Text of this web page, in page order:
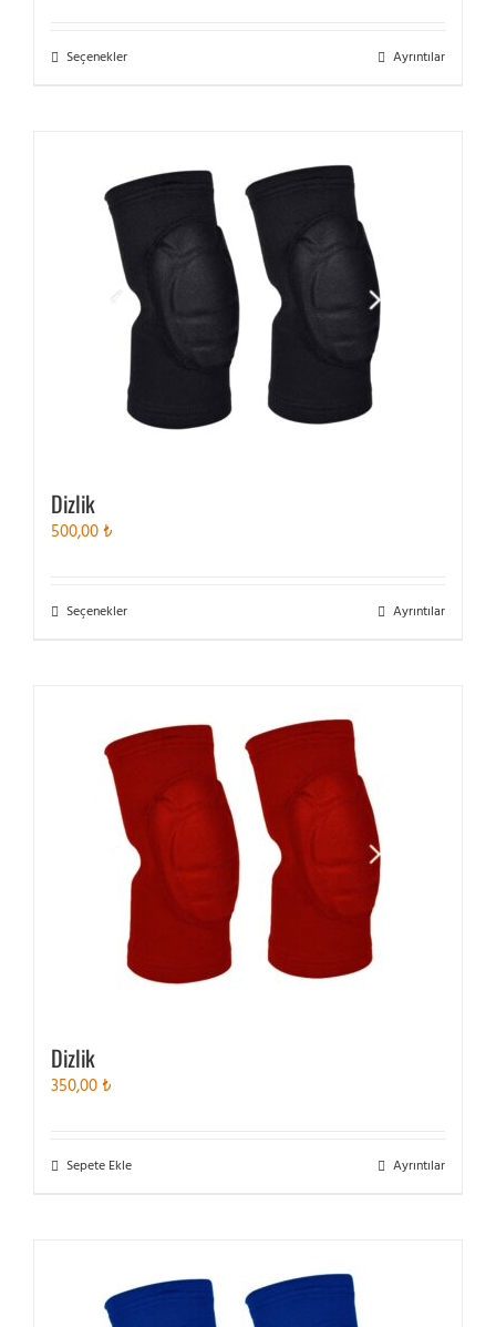
SeçeneklerBu
var.
sayfasından
seçilebilir
Ayrıntılar
Dizlik
500,00 ₺
SeçeneklerBu
var.
sayfasından
seçilebilir
Ayrıntılar
Dizlik
350,00 ₺
Sepete Ekle Ayrıntılar